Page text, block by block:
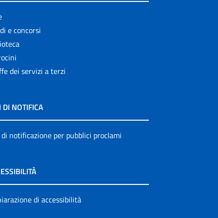
e concorsi
dei servizi a terzi
DI NOTIFICA
notificazione per pubblici proclami
di accessibilità